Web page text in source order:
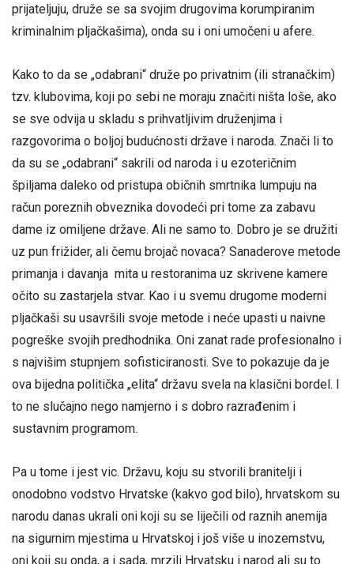
prijateljuju, druže se sa svojim drugovima korumpiranim
kriminalnim pljačkašima), onda su i oni umočeni u afere.
Kako to da se „odabrani“ druže po privatnim (ili stranačkim)
tzv. klubovima, koji po sebi ne moraju značiti ništa loše, ako
se sve odvija u skladu s prihvatljivim druženjima i
razgovorima o boljoj budućnosti države i naroda. Znači li to
da su se „odabrani“ sakrili od naroda i u ezoteričnim
špiljama daleko od pristupa običnih smrtnika lumpuju na
račun poreznih obveznika dovodeći pri tome za zabavu
dame iz omiljene države. Ali ne samo to. Dobro je se družiti
uz pun frižider, ali čemu brojač novaca? Sanaderove metode
primanja i davanja mita u restoranima uz skrivene kamere
očito su zastarjela stvar. Kao i u svemu drugome moderni
pljačkaši su usavršili svoje metode i neće upasti u naivne
pogreške svojih predhodnika. Oni zanat rade profesionalno i
s najvišim stupnjem sofisticiranosti. Sve to pokazuje da je
ova bijedna politička „elita“ državu svela na klasični bordel. I
to ne slučajno nego namjerno i s dobro razrađenim i
sustavnim programom.
Pa u tome i jest vic. Državu, koju su stvorili branitelji i
onodobno vodstvo Hrvatske (kakvo god bilo), hrvatskom su
narodu danas ukrali oni koji su se liječili od raznih anemija
na sigurnim mjestima u Hrvatskoj i još više u inozemstvu,
oni koji su onda, a i sada, mrzili Hrvatsku i narod ali su to